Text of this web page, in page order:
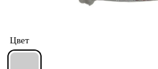
Цвет